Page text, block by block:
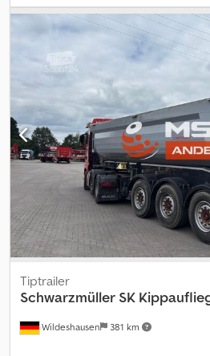
køretøjsnummer: G400179
område i Kaufungen. Flere
Akwjck * Golec Nutzfahrzeuge GmbH
russisk) * Viktoria Sologubova (polsk,
Med forbehold for fejl. Vi tager gerne
Finansiering er muligt direkte hos os.
GMBH Vi taler: tysk, engelsk, spansk,
bulgarsk.
Wildeshausen 381 km
Tiptrailer
Schwarzmüller SK